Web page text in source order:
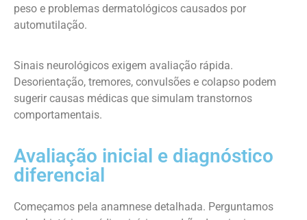
peso e problemas dermatológicos causados por
automutilação.
Sinais neurológicos exigem avaliação rápida.
Desorientação, tremores, convulsões e colapso podem
sugerir causas médicas que simulam transtornos
comportamentais.
Avaliação inicial e diagnóstico
diferencial
Começamos pela anamnese detalhada. Perguntamos